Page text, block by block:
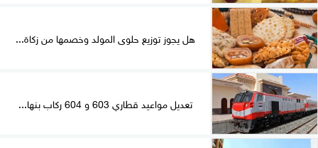
هل يجوز توزيع حلوى المولد وخصمها من زكاة...
تعديل مواعيد قطاري 603 و 604 ركاب بنها...